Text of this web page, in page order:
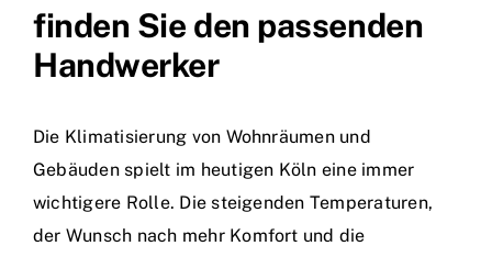
finden Sie den passenden
Handwerker
Die Klimatisierung von Wohnräumen und
Gebäuden spielt im heutigen Köln eine immer
wichtigere Rolle. Die steigenden Temperaturen,
der Wunsch nach mehr Komfort und die